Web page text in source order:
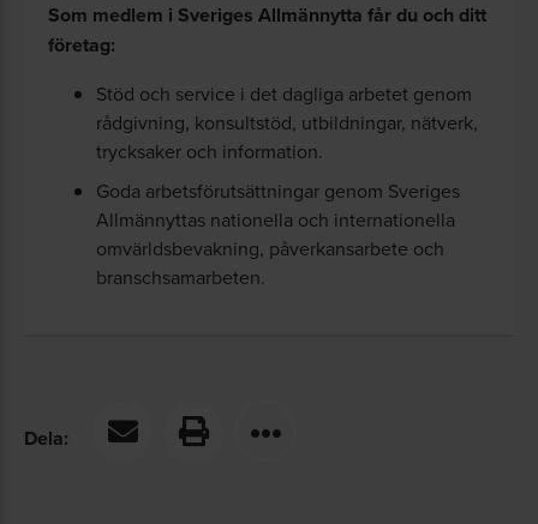
Medlemsinsats
betalas en medlemsinsats. I samband med att
man tecknar kontrakt erlägger man en
upplåtelseinsats. En medlemsinsats, eller en
andel, är obligatoriskt i en ekonomisk förening.
Denna insats kan variera mellan några hundra till
flera tusen kronor i den kooperativa hyresrätten,
att till någon del finansiera nyproduktion.
Som medlem i Sveriges Allmännytta får du och ditt
företag:
Stöd och service i det dagliga arbetet genom
rådgivning, konsultstöd, utbildningar, nätverk,
trycksaker och information.
Goda arbetsförutsättningar genom Sveriges
Allmännyttas nationella och internationella
omvärldsbevakning, påverkansarbete och
branschsamarbeten.
Dela: